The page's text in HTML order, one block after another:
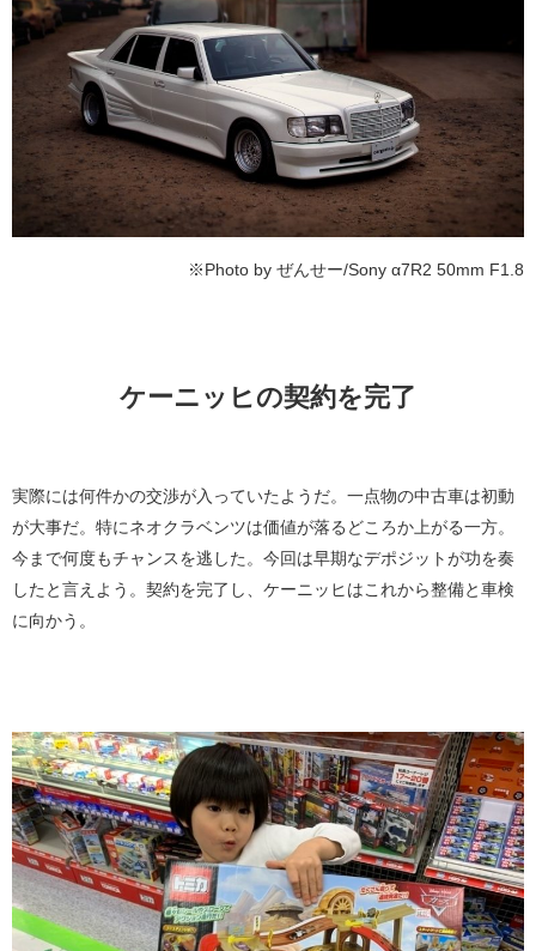
※Photo by ぜんせー/Sony α7R2 50mm F1.8
ケーニッヒの契約を完了
実際には何件かの交渉が入っていたようだ。一点物の中古車は初動
が大事だ。特にネオクラベンツは価値が落るどころか上がる一方。
今まで何度もチャンスを逃した。今回は早期なデポジットが功を奏
したと言えよう。契約を完了し、ケーニッヒはこれから整備と車検
に向かう。